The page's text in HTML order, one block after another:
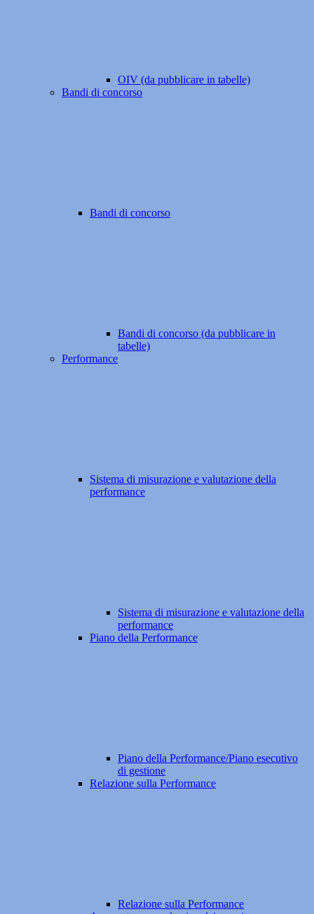
OIV (da pubblicare in tabelle)
Bandi di concorso
Bandi di concorso
Bandi di concorso (da pubblicare in
tabelle)
Performance
Sistema di misurazione e valutazione della
performance
Sistema di misurazione e valutazione della
performance
Piano della Performance
Piano della Performance/Piano esecutivo
di gestione
Relazione sulla Performance
Relazione sulla Performance